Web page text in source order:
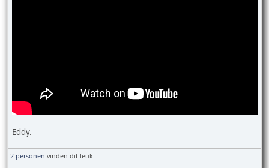
Eddy.
2 personen vinden dit leuk.